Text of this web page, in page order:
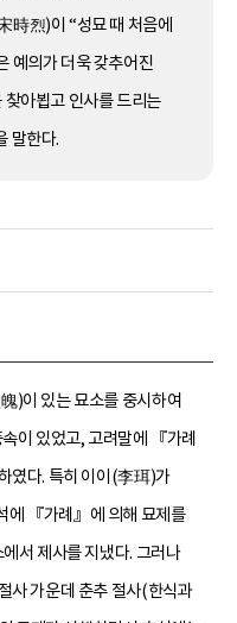
時烈)이 “성묘 때 처음에
예의가 더욱 갖추어진
아뵙고 인사를 드리는
말한다.
)이 있는 묘소를 중시하여
이 있었고, 고려말에 『가례
였다. 특히 이이(李珥)가
『가례』에 의해 묘제를
서 제사를 지냈다. 그러나
사 가운데 춘추 절사(한식과